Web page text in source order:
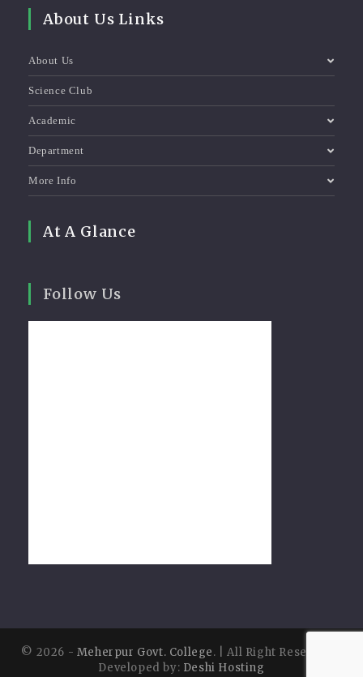
About Us Links
About Us
Science Club
Academic
Department
More Info
At A Glance
Follow Us
© 2026 - Meherpur Govt. College. | All Right Reserved |
Developed by: Deshi Hosting